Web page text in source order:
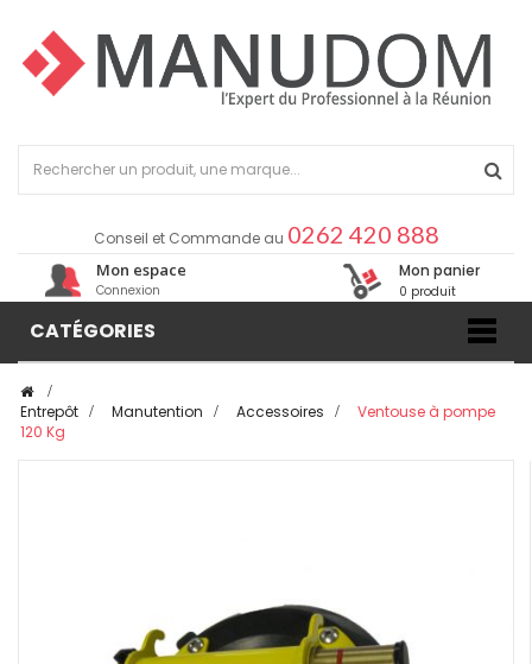
Conseil et Commande au 0262 420 888
Mon espace
Connexion
Mon panier
0 produit
CATÉGORIES
Entrepôt
Manutention Accessoires
Ventouse à pompe
120 Kg